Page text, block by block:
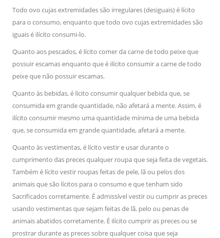
Todo ovo cujas extremidades são irregulares (desiguais) é lícito
para o consumo, enquanto que todo ovo cujas extremidades são
iguais é ilícito consumi-lo.
Quanto aos pescados, é lícito comer da carne de todo peixe que
possuir escamas enquanto que é ilícito consumir a carne de todo
peixe que não possuir escamas.
Quanto às bebidas, é lícito consumir qualquer bebida que, se
consumida em grande quantidade, não afetará a mente. Assim, é
ilícito consumir mesmo uma quantidade mínima de uma bebida
que, se consumida em grande quantidade, afetará a mente.
Quanto às vestimentas, é lícito vestir e usar durante o
cumprimento das preces qualquer roupa que seja feita de vegetais.
Também é lícito vestir roupas feitas de pele, lã ou pelos dos
animais que são lícitos para o consumo e que tenham sido
Sacrificados corretamente. É admissível vestir ou cumprir as preces
usando vestimentas que sejam feitas de lã, pelo ou penas de
animais abatidos corretamente. É ilícito cumprir as preces ou se
prostrar durante as preces sobre qualquer coisa que seja